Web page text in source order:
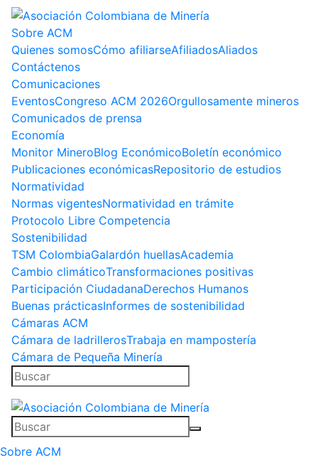
Sobre ACM
Quienes somosCómo afiliarseAfiliadosAliados
Contáctenos
Comunicaciones
EventosCongreso ACM 2026Orgullosamente mineros
Comunicados de prensa
Economía
Monitor MineroBlog EconómicoBoletín económico
Publicaciones económicasRepositorio de estudios
Normatividad
Normas vigentesNormatividad en trámite
Protocolo Libre Competencia
Sostenibilidad
TSM ColombiaGalardón huellasAcademia
Cambio climáticoTransformaciones positivas
Participación CiudadanaDerechos Humanos
Buenas prácticasInformes de sostenibilidad
Cámaras ACM
Cámara de ladrillerosTrabaja en mampostería
Cámara de Pequeña Minería
Sobre ACM